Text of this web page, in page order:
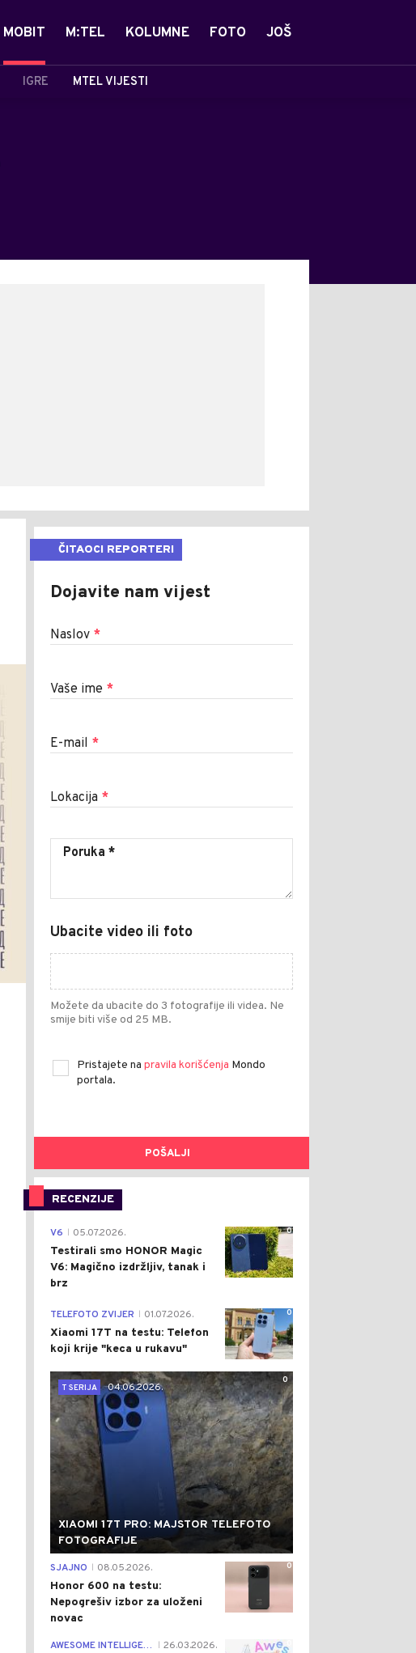
MOBIT
IGRE MTEL VIJESTI
M:TEL KOLUMNE FOTO JOŠ
ČITAOCI REPORTERI
Dojavite nam vijest
Naslov *
Vaše ime *
E-mail *
Lokacija *
Ubacite video ili foto
Možete da ubacite do 3 fotografije ili videa. Ne
smije biti više od 25 MB.
Pristajete na pravila korišćenja Mondo
portala.
POŠALJI
RECENZIJE
0
V6 05.07.2026.
Testirali smo HONOR Magic
V6: Magično izdržljiv, tanak i
brz
0
TELEFOTO ZVIJER 01.07.2026.
Xiaomi 17T na testu: Telefon
koji krije "keca u rukavu"
0
T SERIJA
04.06.2026.
XIAOMI 17T PRO: MAJSTOR TELEFOTO
FOTOGRAFIJE
0
SJAJNO 08.05.2026.
Honor 600 na testu:
Nepogrešiv izbor za uloženi
novac
AWESOME INTELLIGENCE 26.03.2026.